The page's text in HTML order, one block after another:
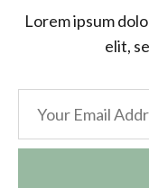
Lorem ipsum
elit,